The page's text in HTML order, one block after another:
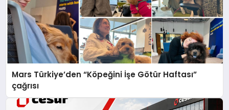
Mars Türkiye’den “Köpeğini İşe Götür Haftası”
çağrısı